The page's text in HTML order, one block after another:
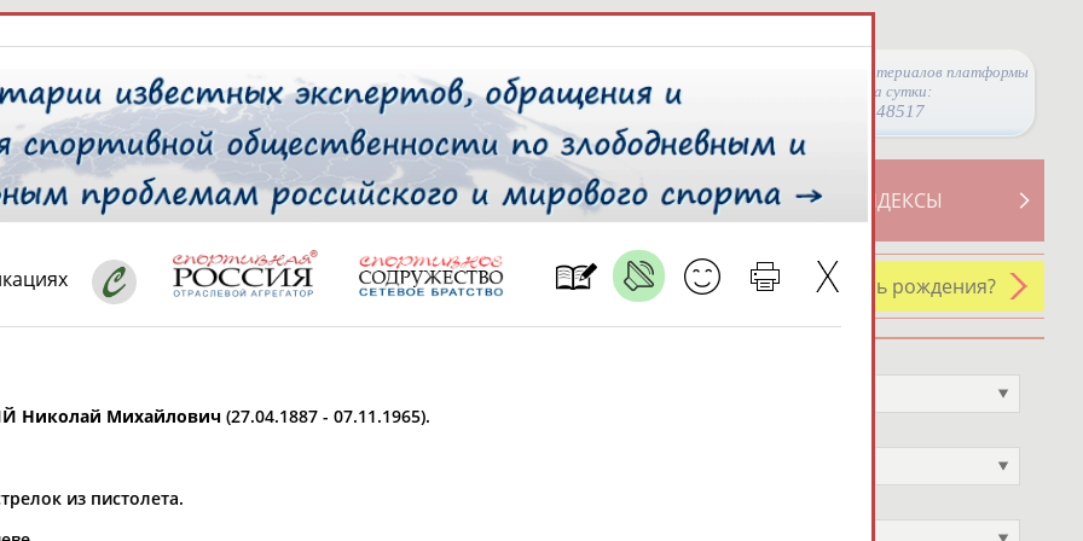
Просмотры материалов платформы
за сутки:
48517
СВОДНЫЕ ИНДЕКСЫ
ТАБЛО АКТИВНОСТИ
РЕСУРСНАЯ ПЛОЩАДКА
У кого сегодня день рождения?
регион*
* для действующих спортсменов
проживания
Николай Михайлович (27.04.1887 - 07.11.1965).
из пистолета.